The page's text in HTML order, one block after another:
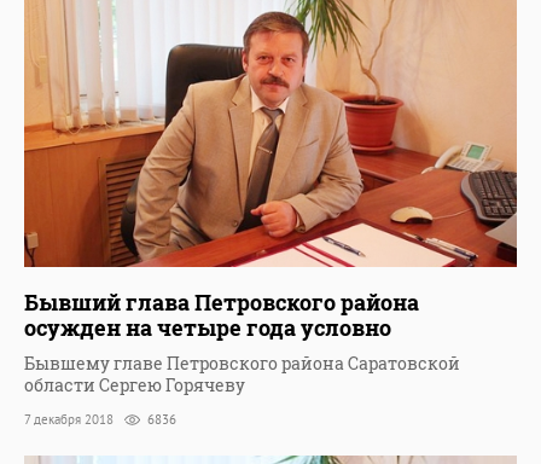
Бывший глава Петровского района
осужден на четыре года условно
Бывшему главе Петровского района Саратовской
области Сергею Горячеву
7 декабря 2018 6836